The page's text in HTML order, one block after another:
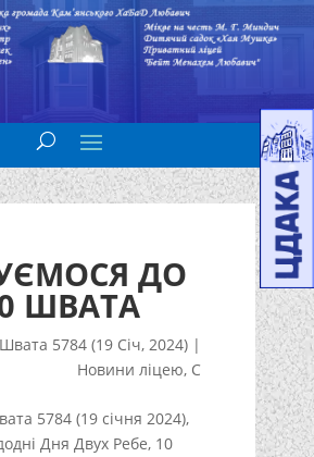
ДО
ШВАТА
5784 (19 Січ, 2024) |
Новини ліцею, С
5784 (19 січня 2024),
Дня Двух Ребе, 10